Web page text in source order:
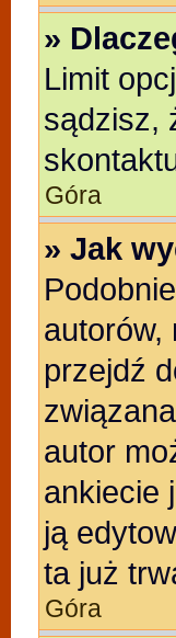
»
Limit
sądzisz,
Góra
» Jak
autorów,
przejdź
autor
ankiecie
ją
ta już
Góra